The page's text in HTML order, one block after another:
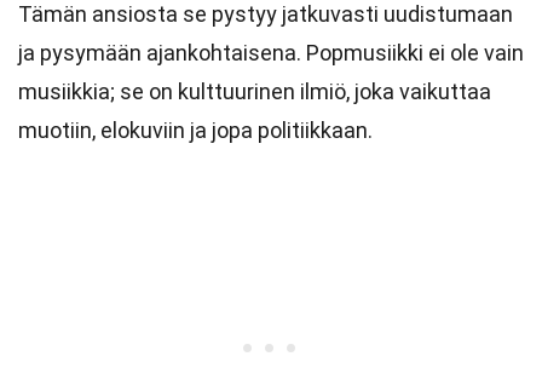
Tämän ansiosta se pystyy jatkuvasti uudistumaan
ja pysymään ajankohtaisena. Popmusiikki ei ole vain
musiikkia; se on kulttuurinen ilmiö, joka vaikuttaa
muotiin, elokuviin ja jopa politiikkaan.